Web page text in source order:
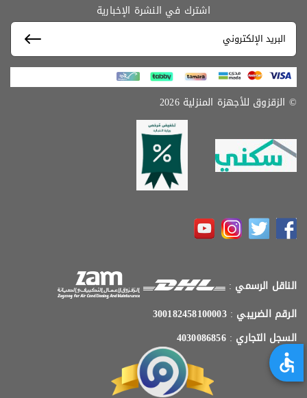
اشترك في النشرة الإخبارية
© الزقزوق للأجهزة المنزلية 2026
الناقل الرسمي:
الرقم الضريبي:
300182458100003
السجل التجاري:
4030086856